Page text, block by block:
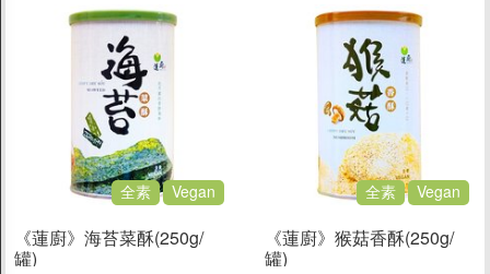
料理食材
調理包/醬菜/罐頭
米/麵/泡麵
湯底/高湯
果醬/抹醬
油/醋/醬油/味醂
全素 Vegan
《蓮廚》海苔菜酥(250g/
罐)
全素 Vegan
《蓮廚》猴菇香酥(250g/
罐)